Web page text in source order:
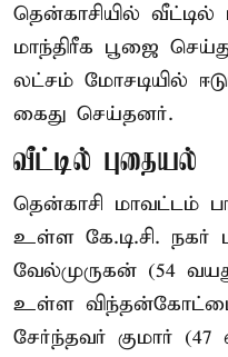
தென்காசியில் வீட்டில்
மாந்திரீக பூஜை
லட்சம் மோசடியில்
கைது செய்தனர்.
வீட்டில் புதையல்
தென்காசி மாவட்டம்
உள்ள கே.டி.சி. நகர்
வேல்முருகன் (54
உள்ள
சேர்ந்தவர் குமார்